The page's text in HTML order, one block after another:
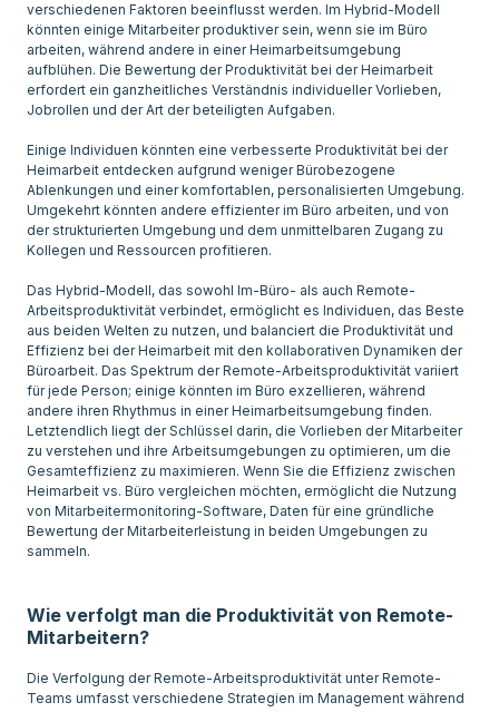
verschiedenen Faktoren beeinflusst werden. Im Hybrid-Modell
könnten einige Mitarbeiter produktiver sein, wenn sie im Büro
arbeiten, während andere in einer Heimarbeitsumgebung
aufblühen. Die Bewertung der Produktivität bei der Heimarbeit
erfordert ein ganzheitliches Verständnis individueller Vorlieben,
Jobrollen und der Art der beteiligten Aufgaben.
Einige Individuen könnten eine verbesserte Produktivität bei der
Heimarbeit entdecken aufgrund weniger Bürobezogene
Ablenkungen und einer komfortablen, personalisierten Umgebung.
Umgekehrt könnten andere effizienter im Büro arbeiten, und von
der strukturierten Umgebung und dem unmittelbaren Zugang zu
Kollegen und Ressourcen profitieren.
Das Hybrid-Modell, das sowohl Im-Büro- als auch Remote-
Arbeitsproduktivität verbindet, ermöglicht es Individuen, das Beste
aus beiden Welten zu nutzen, und balanciert die Produktivität und
Effizienz bei der Heimarbeit mit den kollaborativen Dynamiken der
Büroarbeit. Das Spektrum der Remote-Arbeitsproduktivität variiert
für jede Person; einige könnten im Büro exzellieren, während
andere ihren Rhythmus in einer Heimarbeitsumgebung finden.
Letztendlich liegt der Schlüssel darin, die Vorlieben der Mitarbeiter
zu verstehen und ihre Arbeitsumgebungen zu optimieren, um die
Gesamteffizienz zu maximieren. Wenn Sie die Effizienz zwischen
Heimarbeit vs. Büro vergleichen möchten, ermöglicht die Nutzung
von Mitarbeitermonitoring-Software, Daten für eine gründliche
Bewertung der Mitarbeiterleistung in beiden Umgebungen zu
sammeln.
Wie verfolgt man die Produktivität von Remote-
Mitarbeitern?
Die Verfolgung der Remote-Arbeitsproduktivität unter Remote-
Teams umfasst verschiedene Strategien im Management während